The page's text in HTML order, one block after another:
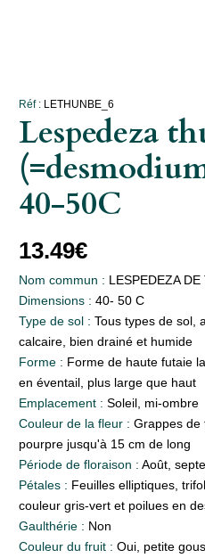
Réf : LETHUNBE_6
Lespedeza
40-50C
13.49€
Nom commun : LESPEDEZA
Dimensions : 40- 50 C
Type de sol : Tous types de sol,
calcaire, bien drainé et humide
Forme : Forme de haute futaie
en éventail, plus large que haut
Emplacement : Soleil, mi-ombre
Couleur de la fleur : Grappes de
pourpre jusqu'à 15 cm de long
Période de floraison : Août,
Pétales : Feuilles elliptiques,
couleur gris-vert et poilues en
Gaulthérie : Non
Couleur du fruit : Oui, petite